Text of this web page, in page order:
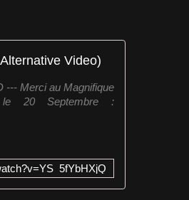
Video)
--- Merci au Magnifique
20 Septembre :